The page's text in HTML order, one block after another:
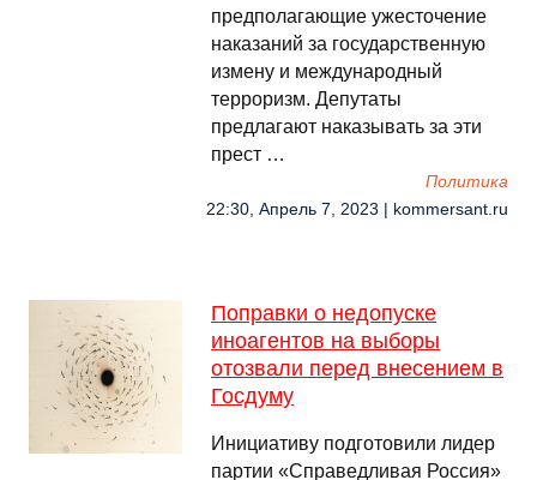
предполагающие ужесточение
наказаний за государственную
измену и международный
терроризм. Депутаты
предлагают наказывать за эти
прест …
Политика
22:30, Апрель 7, 2023 | kommersant.ru
Поправки о недопуске
иноагентов на выборы
отозвали перед внесением в
Госдуму
Инициативу подготовили лидер
партии «Справедливая Россия»